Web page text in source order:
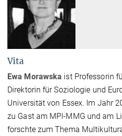
Vita
Ewa Morawska ist Professorin
Direktorin für Soziologie und
Universität von Essex. Im Jahr
zu Gast am MPI-MMG und am
forschte zum Thema